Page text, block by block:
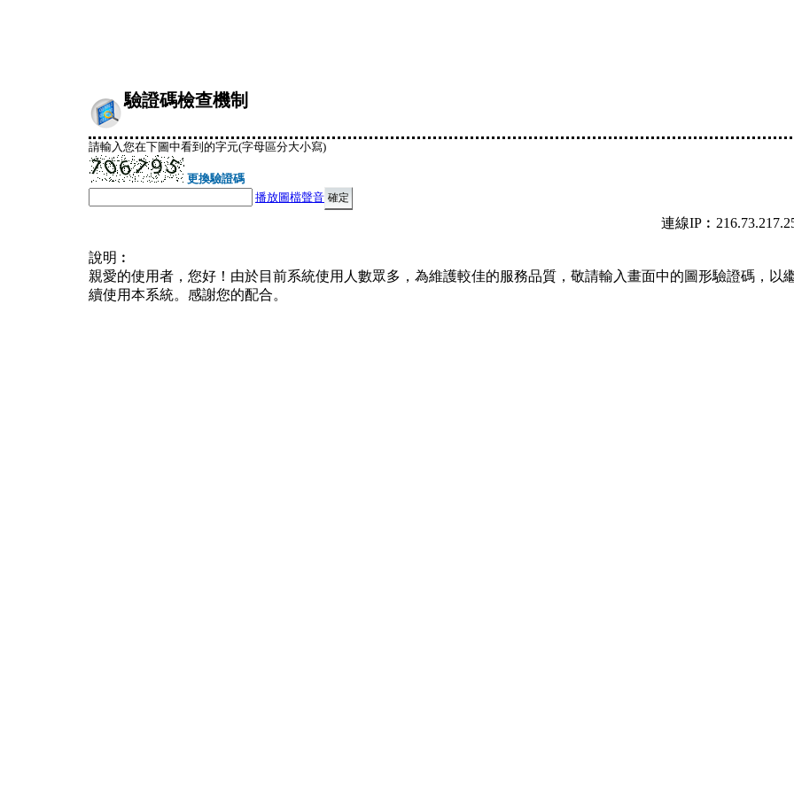
驗證碼檢查機制
請輸入您在下圖中看到的字元(字母區分大小寫)
更換驗證碼
播放圖檔聲音
連線
說明︰
親愛的使用者，您好！由於目前系統使用人數眾多，為維護較佳的服務品質，敬請輸入畫面中的圖形驗證碼，以
續使用本系統。感謝您的配合。